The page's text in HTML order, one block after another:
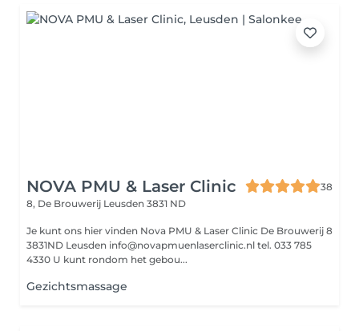
NOVA PMU & Laser Clinic
38
8, De Brouwerij Leusden 3831 ND
Je kunt ons hier vinden Nova PMU & Laser Clinic De Brouwerij 8
3831ND Leusden info@novapmuenlaserclinic.nl tel. 033 785
4330 U kunt rondom het gebou...
Gezichtsmassage